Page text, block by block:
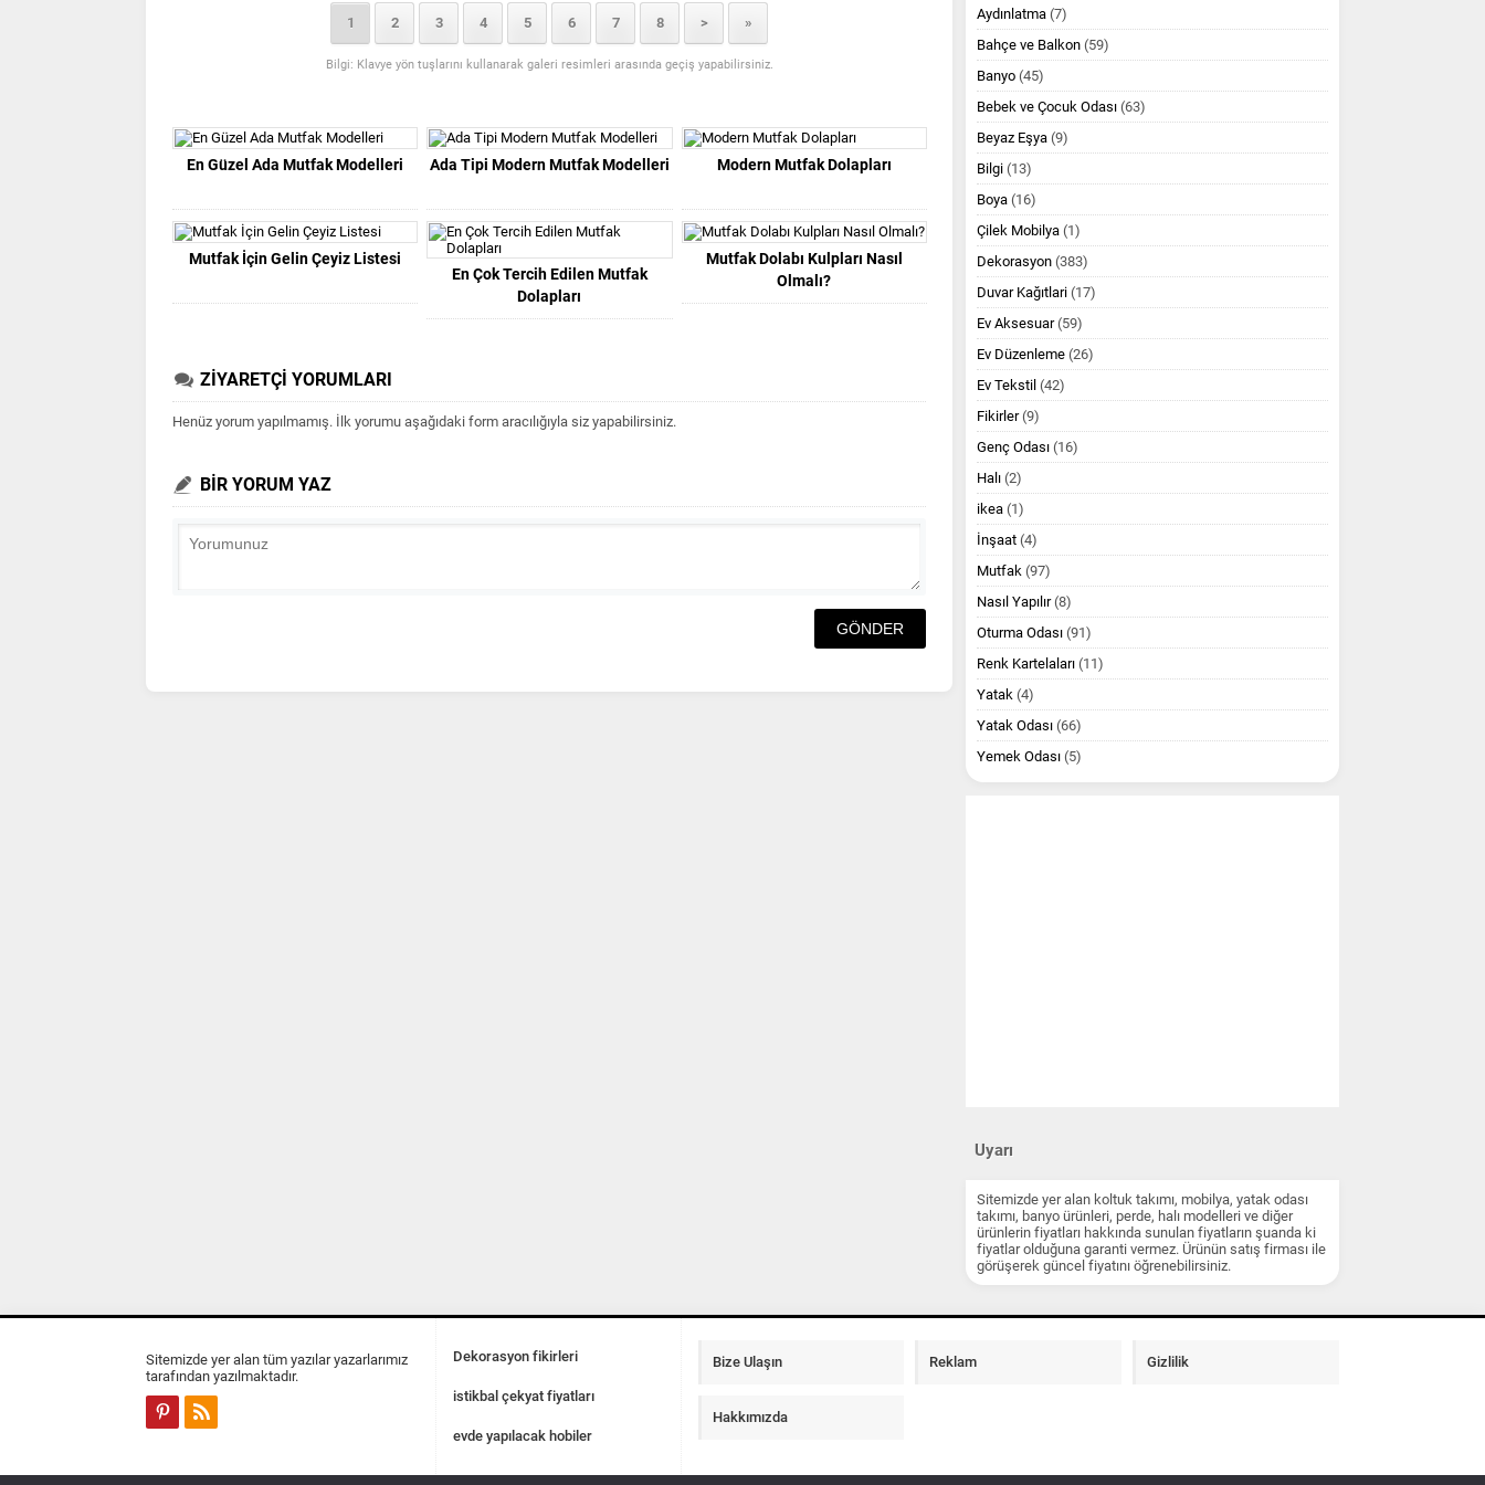
1 2 3 4 5 6 7 8 > »
Bilgi: Klavye yön tuşlarını kullanarak galeri resimleri arasında geçiş yapabilirsiniz.
En Güzel Ada Mutfak Modelleri Ada Tipi Modern Mutfak Modelleri Modern Mutfak Dolapları
Mutfak İçin Gelin Çeyiz Listesi
En Çok Tercih Edilen Mutfak
Dolapları
Mutfak Dolabı Kulpları Nasıl
Olmalı?
ZİYARETÇİ YORUMLARI
Henüz yorum yapılmamış. İlk yorumu aşağıdaki form aracılığıyla siz yapabilirsiniz.
BİR YORUM YAZ
Aydınlatma (7)
Bahçe ve Balkon (59)
Banyo (45)
Bebek ve Çocuk Odası (63)
Beyaz Eşya (9)
Bilgi (13)
Boya (16)
Çilek Mobilya (1)
Dekorasyon (383)
Duvar Kağıtlari (17)
Ev Aksesuar(59)
Ev Düzenleme (26)
Ev Tekstil (42)
Fikirler(9)
Genç Odası (16)
Halı (2)
ikea (1)
İnşaat (4)
Mutfak (97)
Nasıl Yapılır(8)
Oturma Odası (91)
Renk Kartelaları (11)
Yatak (4)
Yatak Odası (66)
Yemek Odası (5)
Uyarı
Sitemizde yer alan koltuk takımı, mobilya, yatak odası
takımı, banyo ürünleri, perde, halı modelleri ve diğer
ürünlerin fiyatları hakkında sunulan fiyatların şuanda ki
fiyatlar olduğuna garanti vermez. Ürünün satış firması ile
görüşerek güncel fiyatını öğrenebilirsiniz.
Sitemizde yer alan tüm yazılar yazarlarımız
tarafından yazılmaktadır.
Dekorasyon fikirleri
istikbal çekyat fiyatları
evde yapılacak hobiler
Bize Ulaşın Reklam Gizlilik
Hakkımızda